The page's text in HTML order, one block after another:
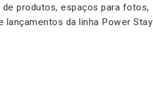
produtos, espaços para fotos,
lançamentos da linha Power Stay